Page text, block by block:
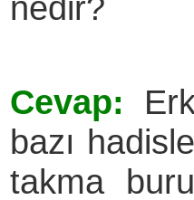
Cevap:
bazı
takma